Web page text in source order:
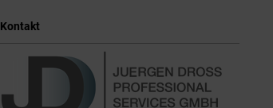
Kontakt